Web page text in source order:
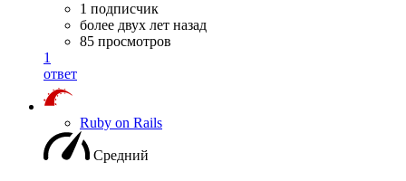
1 подписчик
более двух лет назад
85 просмотров
1
ответ
Ruby on Rails
Средний